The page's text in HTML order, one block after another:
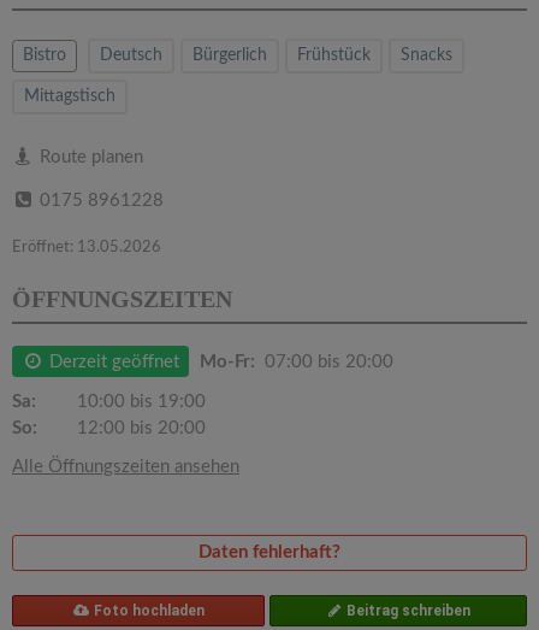
Bistro Deutsch Bürgerlich Frühstück Snacks
Mittagstisch
Route planen
0175 8961228
Eröffnet: 13.05.2026
ÖFFNUNGSZEITEN
Derzeit geöffnet Mo-Fr: 07:00 bis 20:00
Sa:
10:00 bis 19:00
So:
12:00 bis 20:00
Alle Öffnungszeiten ansehen
Daten fehlerhaft?
Foto hochladen Beitrag schreiben
a
v
g
t
o